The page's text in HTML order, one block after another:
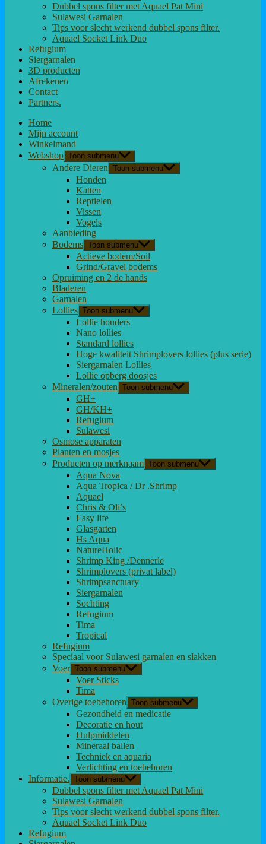
Dubbel spons filter met Aquael Pat Mini
Sulawesi Garnalen
Tips voor slecht werkend dubbel spons filter.
Aquael Socket Link Duo
Refugium
Siergarnalen
3D producten
Afrekenen
Contact
Partners.
Home
Mijn account
Winkelmand
Webshop Toon submenu
Andere Dieren Toon submenu
Honden
Katten
Reptielen
Vissen
Vogels
Aanbieding
Bodems Toon submenu
Actieve bodem/Soil
Grind/Gravel bodems
Opruiming en 2 de hands
Bladeren
Garnalen
Lollies Toon submenu
Lollie houders
Nano lollies
Standard lollies
Hoge kwaliteit Shrimplovers lollies (plus serie)
Siergarnalen Lollies
Lollie opberg doosjes
Mineralen/zouten Toon submenu
GH+
GH/KH+
Refugium
Sulawesi
Osmose apparaten
Planten en mosjes
Producten op merknaam Toon submenu
Aqua Nova
Aqua Tropica / Dr .Shrimp
Aquael
Chris & Oli’s
Easy life
Glasgarten
Hs Aqua
NatureHolic
Shrimp King /Dennerle
Shrimplovers (privat label)
Shrimpsanctuary
Siergarnalen
Sochting
Refugium
Tima
Tropical
Refugium
Speciaal voor Sulawesi garnalen en slakken
Voer Toon submenu
Voer Sticks
Tima
Overige toebehoren Toon submenu
Gezondheid en medicatie
Decoratie en hout
Hulpmiddelen
Mineraal ballen
Techniek en aquaria
Verlichting en toebehoren
Informatie. Toon submenu
Dubbel spons filter met Aquael Pat Mini
Sulawesi Garnalen
Tips voor slecht werkend dubbel spons filter.
Aquael Socket Link Duo
Refugium